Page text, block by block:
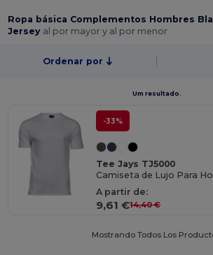
Ropa básica Complementos Hombres
Jersey al por mayor y al por menor
Ordenar por
Um resultado.
-33%
Tee Jays TJ5000
Camiseta de Lujo Para
A partir de:
9,61 €14,40 €
Mostrando Todos Los